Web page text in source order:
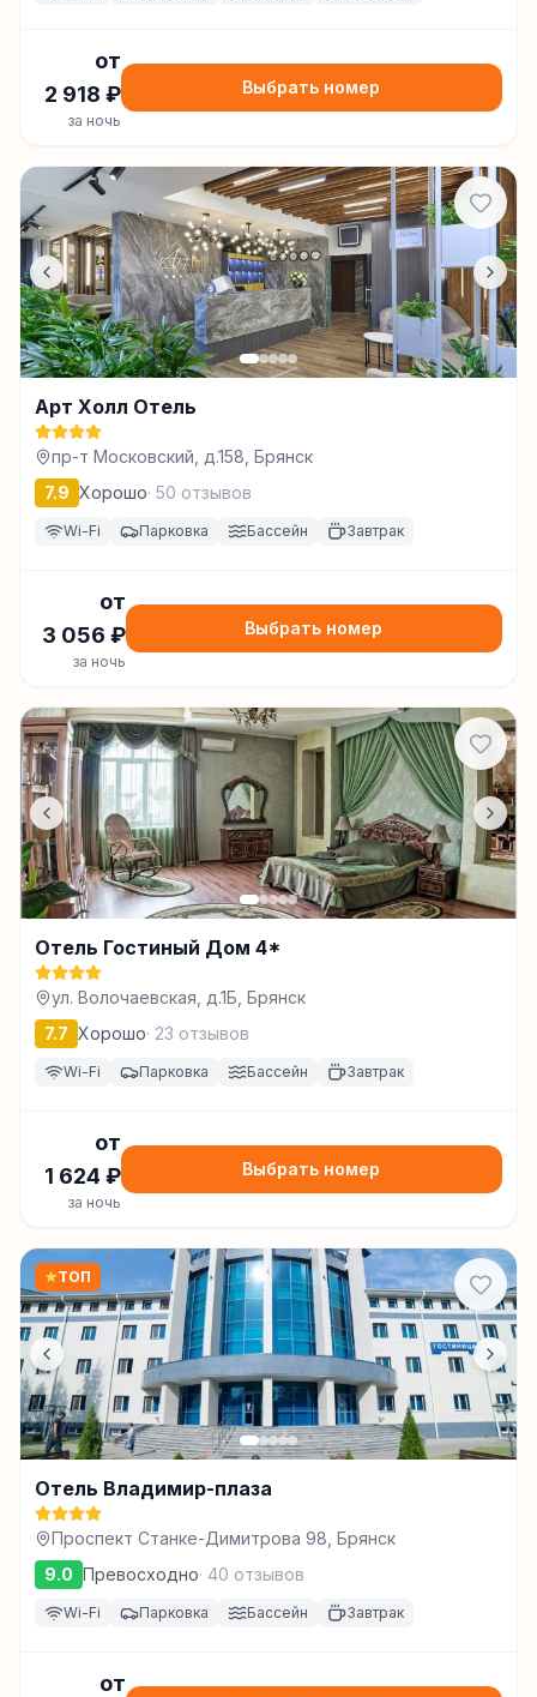
от
2 918 ₽
за ночь
Выбрать номер
Арт Холл Отель
пр-т Московский, д.158, Брянск
7.9 Хорошо· 50 отзывов
Wi-Fi Парковка Бассейн Завтрак
от
3 056 ₽
за ночь
Выбрать номер
Отель Гостиный Дом 4*
ул. Волочаевская, д.1Б, Брянск
7.7 Хорошо· 23 отзывов
Wi-Fi Парковка Бассейн Завтрак
от
1 624 ₽
за ночь
Выбрать номер
★ТОП
Отель Владимир-плаза
Проспект Станке-Димитрова 98, Брянск
9.0 Превосходно· 40 отзывов
Wi-Fi Парковка Бассейн Завтрак
от